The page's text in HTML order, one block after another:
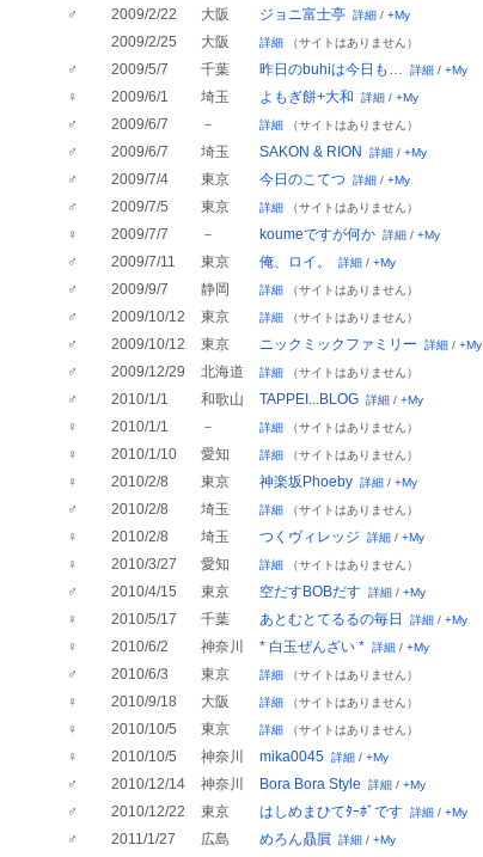
♂ 2009/2/22 大阪 ジョニ富士亭 詳細 / +My
2009/2/25 大阪 詳細 （サイトはありません）
♂ 2009/5/7 千葉 昨日のbuhiは今日も… 詳細 / +My
♀ 2009/6/1 埼玉 よもぎ餅+大和 詳細 / +My
♂ 2009/6/7 － 詳細 （サイトはありません）
♂ 2009/6/7 埼玉 SAKON & RION 詳細 / +My
♂ 2009/7/4 東京 今日のこてつ 詳細 / +My
♂ 2009/7/5 東京 詳細 （サイトはありません）
♀ 2009/7/7 － koumeですが何か 詳細 / +My
♂ 2009/7/11 東京 俺、ロイ。 詳細 / +My
♂ 2009/9/7 静岡 詳細 （サイトはありません）
♂ 2009/10/12 東京 詳細 （サイトはありません）
♂ 2009/10/12 東京 ニックミックファミリー 詳細 / +My
♂ 2009/12/29 北海道 詳細 （サイトはありません）
♂ 2010/1/1 和歌山 TAPPEI...BLOG 詳細 / +My
♀ 2010/1/1 － 詳細 （サイトはありません）
♀ 2010/1/10 愛知 詳細 （サイトはありません）
♀ 2010/2/8 東京 神楽坂Phoeby 詳細 / +My
♂ 2010/2/8 埼玉 詳細 （サイトはありません）
♀ 2010/2/8 埼玉 つくヴィレッジ 詳細 / +My
♀ 2010/3/27 愛知 詳細 （サイトはありません）
♂ 2010/4/15 東京 空だすBOBだす 詳細 / +My
♀ 2010/5/17 千葉 あとむとてるるの毎日 詳細 / +My
♀ 2010/6/2 神奈川 * 白玉ぜんざい * 詳細 / +My
♂ 2010/6/3 東京 詳細 （サイトはありません）
♀ 2010/9/18 大阪 詳細 （サイトはありません）
♀ 2010/10/5 東京 詳細 （サイトはありません）
♀ 2010/10/5 神奈川 mika0045 詳細 / +My
♂ 2010/12/14 神奈川 Bora Bora Style 詳細 / +My
♂ 2010/12/22 東京 はしめまひてﾀｰﾎﾞです 詳細 / +My
♂ 2011/1/27 広島 めろん贔屓 詳細 / +My